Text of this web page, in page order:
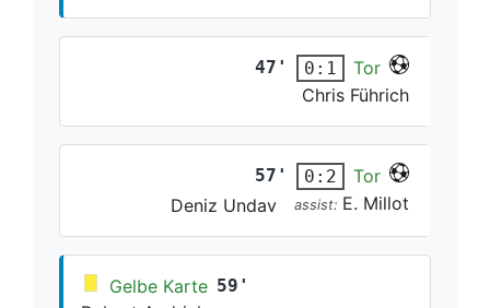
47' 0:1
Tor
Chris Führich
57' 0:2
Tor
Deniz Undav
assist: E. Millot
Gelbe Karte 59'